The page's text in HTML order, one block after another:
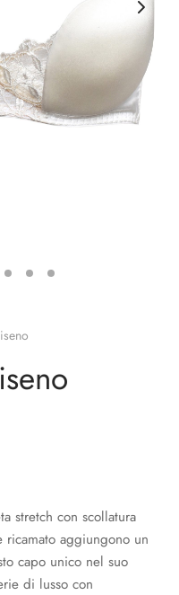
stretch con scollatura
aggiungono un
capo unico nel suo
di lusso con